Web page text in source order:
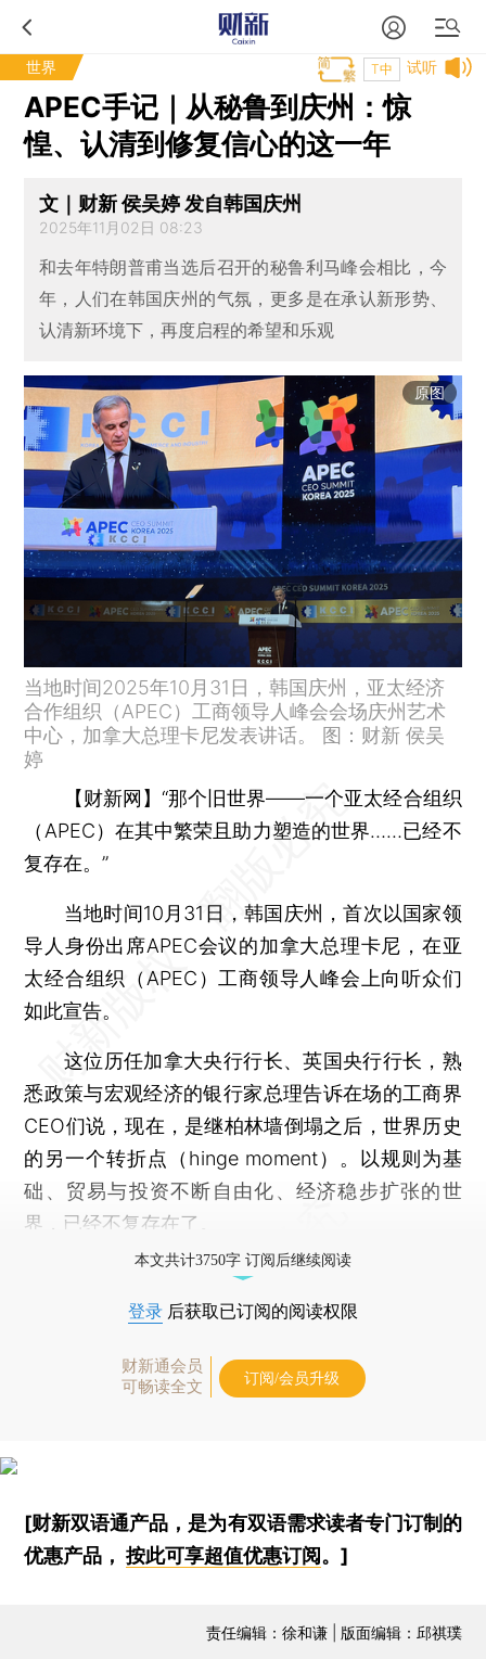
世界 试听
T中
APEC手记｜从秘鲁到庆州：惊
惶、认清到修复信心的这一年
文｜财新 侯吴婷 发自韩国庆州
2025年11月02日 08:23
和去年特朗普甫当选后召开的秘鲁利马峰会相比，今
年，人们在韩国庆州的气氛，更多是在承认新形势、
认清新环境下，再度启程的希望和乐观
原图
当地时间2025年10月31日，韩国庆州，亚太经济
合作组织（APEC）工商领导人峰会会场庆州艺术
中心，加拿大总理卡尼发表讲话。 图：财新 侯吴
婷
【财新网】 “那个旧世界——一个亚太经合组织
（APEC）在其中繁荣且助力塑造的世界……已经不
复存在。”
当地时间10月31日，韩国庆州，首次以国家领
导人身份出席APEC会议的加拿大总理卡尼，在亚
太经合组织（APEC）工商领导人峰会上向听众们
如此宣告。
这位历任加拿大央行行长、英国央行行长，熟
悉政策与宏观经济的银行家总理告诉在场的工商界
CEO们说，现在，是继柏林墙倒塌之后，世界历史
的另一个转折点（hinge moment）。以规则为基
础、贸易与投资不断自由化、经济稳步扩张的世
界，已经不复存在了。
本文共计3750字 订阅后继续阅读
登录 后获取已订阅的阅读权限
财新通会员
可畅读全文
订阅/会员升级
[财新双语通产品，是为有双语需求读者专门订制的
优惠产品，按此可享超值优惠订阅。]
责任编辑：徐和谦 | 版面编辑：邱祺璞